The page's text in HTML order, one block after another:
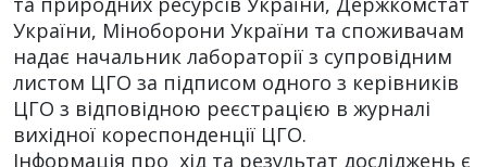
України, Міноборони України та споживачам
надає начальник лабораторії з супровідним
листом ЦГО за підписом одного з керівників
ЦГО з відповідною реєстрацією в журналі
вихідної кореспонденції ЦГО.
Інформація про хід та результат досліджень є